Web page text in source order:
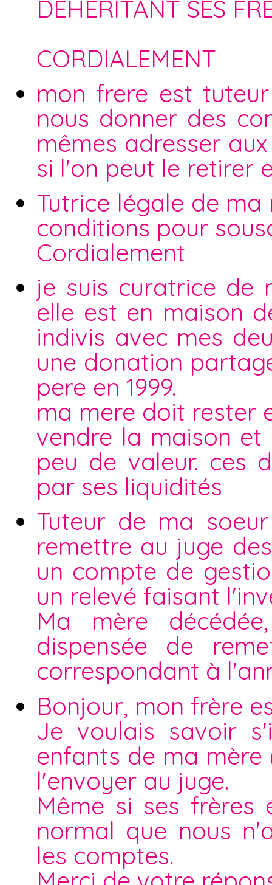
DEHERITANT SES
CORDIALEMENT
mon frere est
nous donner des
mêmes adresser
si l'on peut le retirer
Tutrice légale de
conditions pour
Cordialement
je suis curatrice de
elle est en maison
indivis avec mes
une donation
pere en 1999.
ma mere doit rester
vendre la maison
peu de valeur. ces
par ses liquidités
Tuteur de ma
remettre au juge
un compte de
un relevé faisant
Ma mère
dispensée de
correspondant à
Bonjour, mon frère
Je voulais savoir
enfants de ma
l'envoyer au juge.
Même si ses
normal que nous
les comptes.